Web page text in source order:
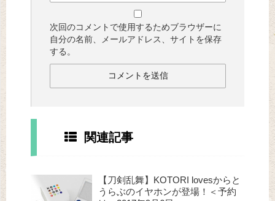
次回のコメントで使用するためブラウザーに
自分の名前、メールアドレス、サイトを保存
する。
関連記事
【刀剣乱舞】KOTORI lovesからと
うらぶのイヤホンが登場！＜予約